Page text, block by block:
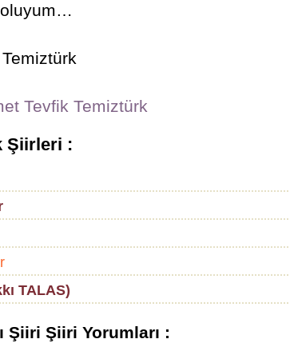
Tevfik Temiztürk
Şiirleri :
TALAS)
Şiiri Şiiri Yorumları :